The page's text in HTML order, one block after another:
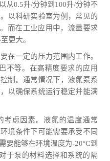
从0.5升/分钟到100升/分钟不
以科研实验室为例，常见的
而在工业应用中，流量要求
更大。
一定的压力范围内工作。
不等。在高精度要求的应用
制。通常情况下，液氮泵系
以确保系统运行稳定并能满
虑因素。液氮的温度通常
境条件下可能需要承受不同
要能够在环境温度为-20°C到
于泵的材料选择和系统的隔